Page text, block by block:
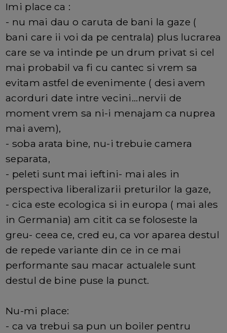
Imi place ca :
- nu mai dau o caruta de bani la gaze (
bani care ii voi da pe centrala) plus lucrarea
care se va intinde pe un drum privat si cel
mai probabil va fi cu cantec si vrem sa
evitam astfel de evenimente ( desi avem
acorduri date intre vecini...nervii de
moment vrem sa ni-i menajam ca nuprea
mai avem),
- soba arata bine, nu-i trebuie camera
separata,
- peleti sunt mai ieftini- mai ales in
perspectiva liberalizarii preturilor la gaze,
- cica este ecologica si in europa ( mai ales
in Germania) am citit ca se foloseste la
greu- ceea ce, cred eu, ca vor aparea destul
de repede variante din ce in ce mai
performante sau macar actualele sunt
destul de bine puse la punct.
Nu-mi place:
- ca va trebui sa pun un boiler pentru